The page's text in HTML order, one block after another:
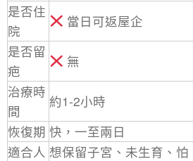
是否住
院
當日可返屋企
是否留
疤
無
治療時
間
約1-2小時
恢復期 快，一至兩日
適合人 想保留子宮、未生育、怕